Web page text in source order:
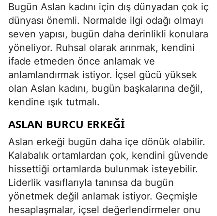
Bugün Aslan kadını için dış dünyadan çok iç
dünyası önemli. Normalde ilgi odağı olmayı
seven yapısı, bugün daha derinlikli konulara
yöneliyor. Ruhsal olarak arınmak, kendini
ifade etmeden önce anlamak ve
anlamlandırmak istiyor. İçsel gücü yüksek
olan Aslan kadını, bugün başkalarına değil,
kendine ışık tutmalı.
ASLAN BURCU ERKEĞI
Aslan erkeği bugün daha içe dönük olabilir.
Kalabalık ortamlardan çok, kendini güvende
hissettiği ortamlarda bulunmak isteyebilir.
Liderlik vasıflarıyla tanınsa da bugün
yönetmek değil anlamak istiyor. Geçmişle
hesaplaşmalar, içsel değerlendirmeler onu